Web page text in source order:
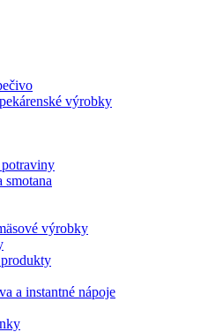
výrobky
výrobky
a instantné nápoje